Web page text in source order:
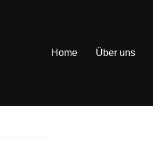
Home Über uns